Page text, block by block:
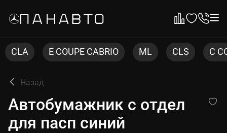
E COUPE CABRIO ML CLS C COUPE
Назад
Автобумажник с отдел для
Автобумажник с отдел
для пасп синий